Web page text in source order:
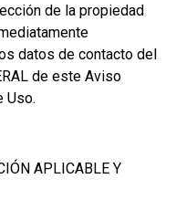
de la propiedad
datos de contacto del
de este Aviso
Uso.
APLICABLE Y